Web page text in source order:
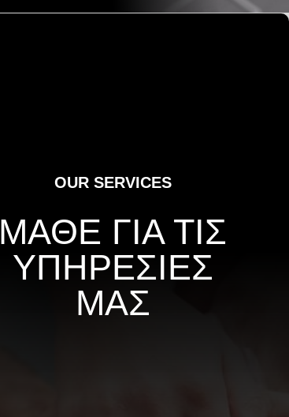
OUR SERVICES
ΜΑΘΕ ΓΙΑ ΤΙΣ
ΥΠΗΡΕΣΙΕΣ
ΜΑΣ